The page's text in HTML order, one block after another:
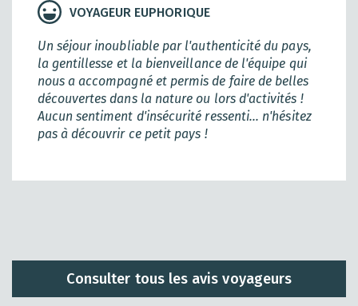
VOYAGEUR EUPHORIQUE
Un séjour inoubliable par l'authenticité du pays,
la gentillesse et la bienveillance de l'équipe qui
nous a accompagné et permis de faire de belles
découvertes dans la nature ou lors d'activités !
Aucun sentiment d'insécurité ressenti... n'hésitez
pas à découvrir ce petit pays !
Consulter tous les avis voyageurs